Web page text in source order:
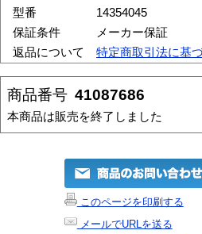
型番
14354045
保証条件
メーカー保証
返品について
特定商取引法に基
商品番号 41087686
本商品は販売を終了しました
このページを印刷する
メールでURLを送る